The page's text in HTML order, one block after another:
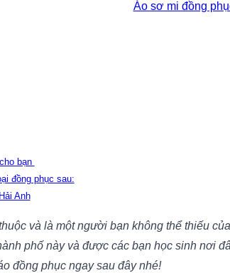
Áo sơ mi đồng
bạn
đồng phục sau:
Anh
và là một người bạn không thể thiếu
phố này và được các bạn học sinh nơi
đồng phục ngay sau đây nhé!